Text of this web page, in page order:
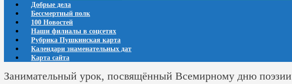
Добрые дела
Бессмертный полк
100 Новостей
Наши филиалы в соцсетях
Рубрика Пушкинская карта
Календари знаменательных дат
Карта сайта
Занимательный урок, посвящённый Всемирному дню поэзии